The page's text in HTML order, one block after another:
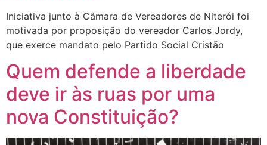
Iniciativa junto à Câmara de Vereadores de Niterói foi
motivada por proposição do vereador Carlos Jordy,
que exerce mandato pelo Partido Social Cristão
Quem defende a liberdade
deve ir às ruas por uma
nova Constituição?